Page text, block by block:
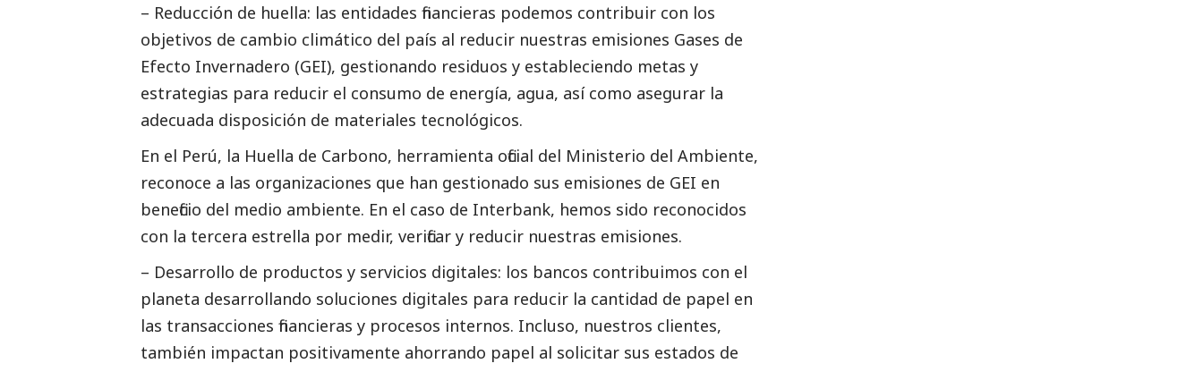
– Reducción de huella: las entidades financieras podemos contribuir con los
objetivos de cambio climático del país al reducir nuestras emisiones Gases de
Efecto Invernadero (GEI), gestionando residuos y estableciendo metas y
estrategias para reducir el consumo de energía, agua, así como asegurar la
adecuada disposición de materiales tecnológicos.
En el Perú, la Huella de Carbono, herramienta oficial del Ministerio del Ambiente,
reconoce a las organizaciones que han gestionado sus emisiones de GEI en
beneficio del medio ambiente. En el caso de Interbank, hemos sido reconocidos
con la tercera estrella por medir, verificar y reducir nuestras emisiones.
– Desarrollo de productos y servicios digitales: los bancos contribuimos con el
planeta desarrollando soluciones digitales para reducir la cantidad de papel en
las transacciones financieras y procesos internos. Incluso, nuestros clientes,
también impactan positivamente ahorrando papel al solicitar sus estados de